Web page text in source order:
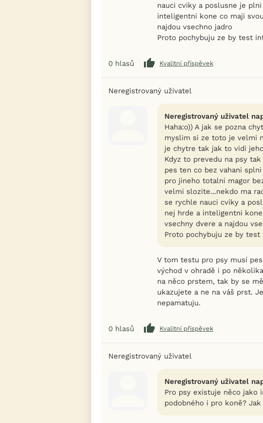
nauci cviky a poslusne je
inteligentni kone co maji
najdou vsechno jadro
Proto pochybuju ze by test
0 hlasů Kvalitní příspěvek
Neregistrovaný uživatel
Neregistrovaný uživatel
Haha:o)) A jak se pozna
myslim si ze toto je velmi
je chytre tak jak to vidi
Kdyz to prevedu na psy
pes ten co bez vahani
pro jineho totalni magor
velmi slozite...nekdo ma
se rychle nauci cviky a
nej hrde a inteligentni
vsechny dvere a najdou
Proto pochybuju ze by
V tom testu pro psy musí
východ v ohradě i po
na něco prstem, tak by se
ukazujete a ne na váš prst.
nepamatuju.
0 hlasů Kvalitní příspěvek
Neregistrovaný uživatel
Neregistrovaný uživatel
Pro psy existuje něco jako
podobného i pro koně?